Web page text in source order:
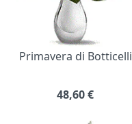
Primavera di Botticelli
48,60€